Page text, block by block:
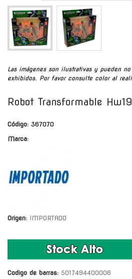
Las imágenes son ilustrativas y pueden
exhibidos. Por favor consulte color al
Robot Transformable
Código: 367070
Marca:
Origen: IMPORTADO
Codigo de barras: 5017494400006